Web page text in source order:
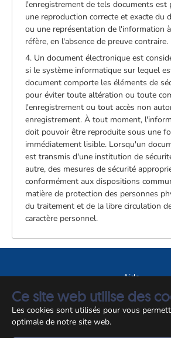
Ce site web utilise des
Les cookies sont utilisés pour vous
optimale de notre site web.
l'enregistrement de tels documents est
une reproduction correcte et exacte du
ou une représentation de l'information
réfère, en l'absence de preuve contraire.
4. Un document électronique est
si le système informatique sur lequel
document comporte les éléments de
pour éviter toute altération ou toute
l'enregistrement ou tout accès non
enregistrement. À tout moment,
doit pouvoir être reproduite sous une
immédiatement lisible. Lorsqu'un
est transmis d'une institution de
autre, des mesures de sécurité
conformément aux dispositions
matière de protection des personnes
du traitement et de la libre circulation
caractère personnel.
Aide
A propos du site
Notice légale
© CCSS 2026